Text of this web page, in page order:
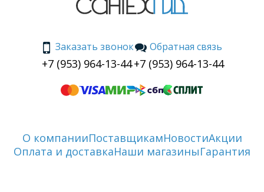
Заказать звонок
+7 (953) 964-13-44
Обратная связь
+7 (953) 964-13-44
О компанииПоставщикамНовостиАкции
Оплата и доставкаНаши магазиныГарантия